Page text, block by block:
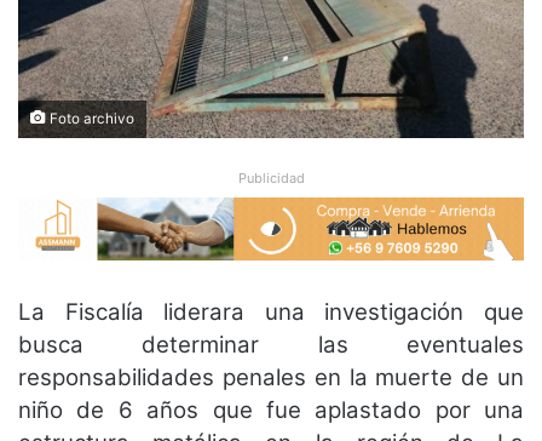
Foto archivo
Publicidad
La Fiscalía liderara una investigación que
busca determinar las eventuales
responsabilidades penales en la muerte de un
niño de 6 años que fue aplastado por una